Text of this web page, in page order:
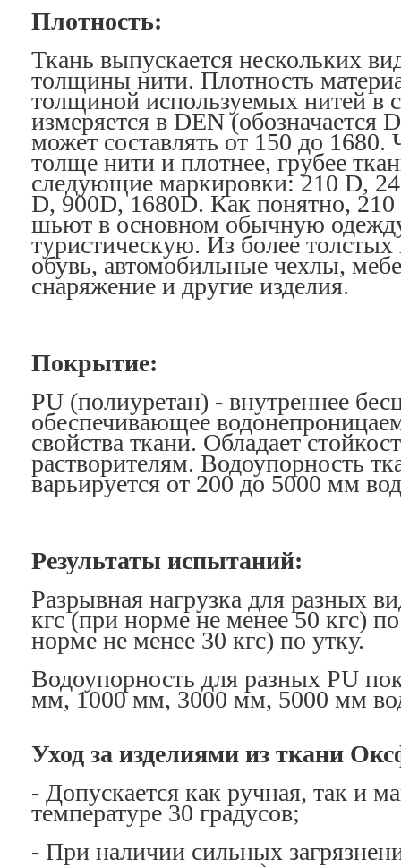
Плотность:
Ткань выпускается нескольких
толщины нити. Плотность
толщиной используемых нитей в
измеряется в DEN (обозначается
может составлять от 150 до
толще нити и плотнее, грубее
следующие маркировки: 210 D,
D, 900D, 1680D. Как понятно, 210
шьют в основном обычную
туристическую. Из более толстых
обувь, автомобильные чехлы,
снаряжение и другие изделия.
Покрытие:
PU (полиуретан) - внутреннее
обеспечивающее
свойства ткани. Обладает
растворителям. Водоупорность
варьируется от 200 до 5000 мм
Результаты испытаний:
Разрывная нагрузка для разных
кгс (при норме не менее 50 кгс)
норме не менее 30 кгс) по утку.
Водоупорность для разных PU
мм, 1000 мм, 3000 мм, 5000 мм
Уход за изделиями из ткани
- Допускается как ручная, так и
температуре 30 градусов;
- При наличии сильных